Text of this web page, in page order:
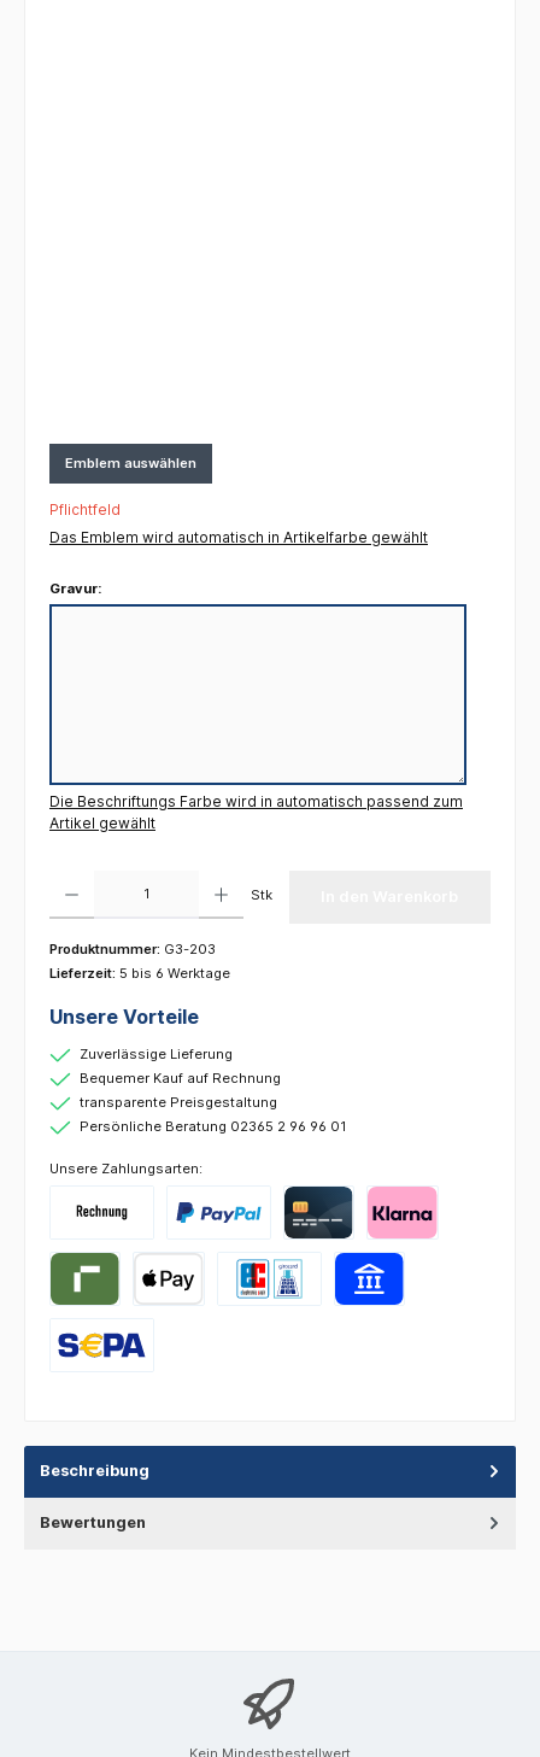
Emblem auswählen
Pflichtfeld
Das Emblem wird automatisch in Artikelfarbe gewählt
Gravur:
Die Beschriftungs Farbe wird in automatisch passend zum
Artikel gewählt
Stk
Produktnummer: G3-203
Lieferzeit: 5 bis 6 Werktage
Unsere Vorteile
Zuverlässige Lieferung
Bequemer Kauf auf Rechnung
transparente Preisgestaltung
Persönliche Beratung 02365 2 96 96 01
Unsere Zahlungsarten:
Beschreibung
Bewertungen